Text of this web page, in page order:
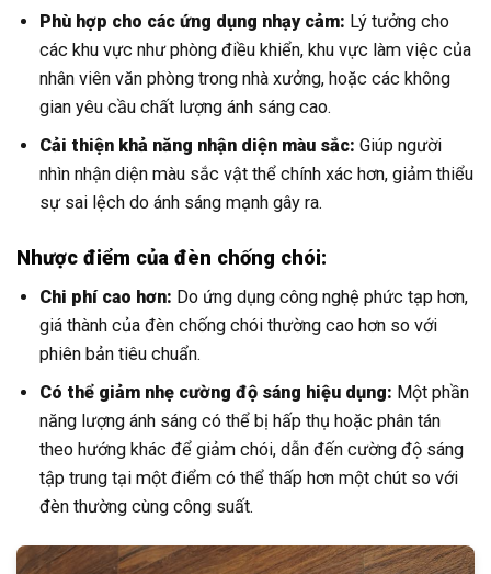
Phù hợp cho các ứng dụng nhạy cảm: Lý tưởng cho
các khu vực như phòng điều khiển, khu vực làm việc của
nhân viên văn phòng trong nhà xưởng, hoặc các không
gian yêu cầu chất lượng ánh sáng cao.
Cải thiện khả năng nhận diện màu sắc: Giúp người
nhìn nhận diện màu sắc vật thể chính xác hơn, giảm thiểu
sự sai lệch do ánh sáng mạnh gây ra.
Nhược điểm của đèn chống chói:
Chi phí cao hơn: Do ứng dụng công nghệ phức tạp hơn,
giá thành của đèn chống chói thường cao hơn so với
phiên bản tiêu chuẩn.
Có thể giảm nhẹ cường độ sáng hiệu dụng: Một phần
năng lượng ánh sáng có thể bị hấp thụ hoặc phân tán
theo hướng khác để giảm chói, dẫn đến cường độ sáng
tập trung tại một điểm có thể thấp hơn một chút so với
đèn thường cùng công suất.